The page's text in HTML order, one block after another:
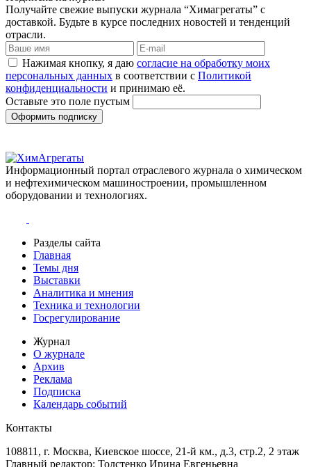
Получайте свежие выпуски журнала “Химагрегаты” с
доставкой. Будьте в курсе последних новостей и тенденций
отрасли.
Нажимая кнопку, я даю согласие на обработку моих
персональных данных в соответствии с Политикой
конфиденциальности и принимаю её.
Оставьте это поле пустым
Оформить подписку
Информационный портал отраслевого журнала о химическом
и нефтехимическом машиностроении, промышленном
оборудовании и технологиях.
Разделы сайта
Главная
Темы дня
Выставки
Аналитика и мнения
Техника и технологии
Госрегулирование
Журнал
О журнале
Архив
Реклама
Подписка
Календарь событий
Контакты
108811, г. Москва, Киевское шоссе, 21-й км., д.3, стр.2, 2 этаж
Главный редактор: Толстенко Ирина Евгеньевна